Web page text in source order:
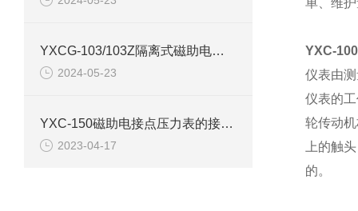
YXCG-103/103Z隔离式磁助电接点压力表产品介绍
2024-05-23
YXC-150磁助电接点压力表的接线图和原理结构
2023-04-17
单、维
YXC-
仪表由
仪表的
轮传动
上的触
的。